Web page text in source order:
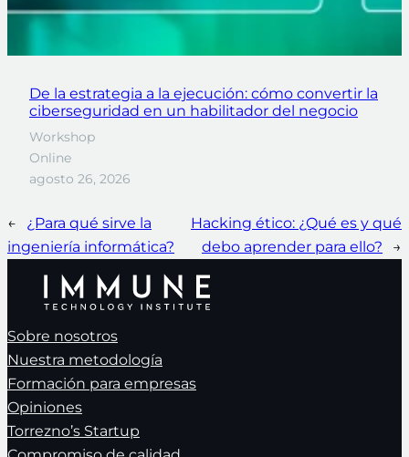
De la estrategia a la ejecución: cómo convertir la
ciberseguridad en un habilitador del negocio
Workshop
Online
agosto 26, 2026
←
¿Para qué sirve la
ingeniería informática?
Hacking ético: ¿Qué es y qué
debo aprender para ello?
→
Sobre nosotros
Nuestra metodología
Formación para empresas
Opiniones
Torrezno’s Startup